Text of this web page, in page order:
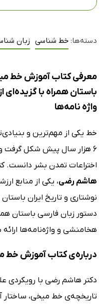
دسته‌ها: خط شناسی زبان
معرفی کتاب آموزش خط
باستان همراه با
واژه نامه‌ها
خط یکی از مهم‌ترین و
6 هزار سال پیش شکل گرفت
اختراعات تمدن بشر دانست.
هاشم رضی، یکی از منابع
نوشتاری و تاریخ ایران
دستور زبان فارسی باستان
هخامنشی و واژه‌نامه‌ها
درباره‌ی کتاب آموزش خط
دکتر هاشم رضی با رویکردی
تاریخچه‌ی خط میخی،